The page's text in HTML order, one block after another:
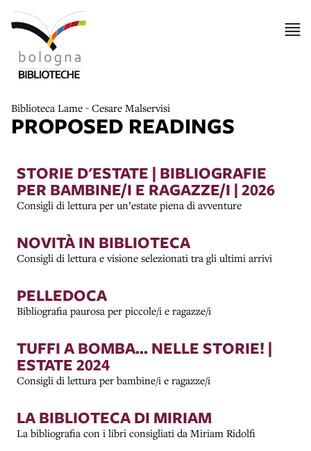
Biblioteca Lame - Cesare Malservisi
PROPOSED READINGS
STORIE D'ESTATE | BIBLIOGRAFIE
PER BAMBINE/I E RAGAZZE/I | 2026
Consigli di lettura per un’estate piena di avventure
NOVITÀ IN BIBLIOTECA
Consigli di lettura e visione selezionati tra gli ultimi arrivi
PELLEDOCA
Bibliografia paurosa per piccole/i e ragazze/i
TUFFI A BOMBA... NELLE STORIE! |
ESTATE 2024
Consigli di lettura per bambine/i e ragazze/i
LA BIBLIOTECA DI MIRIAM
La bibliografia con i libri consigliati da Miriam Ridolfi